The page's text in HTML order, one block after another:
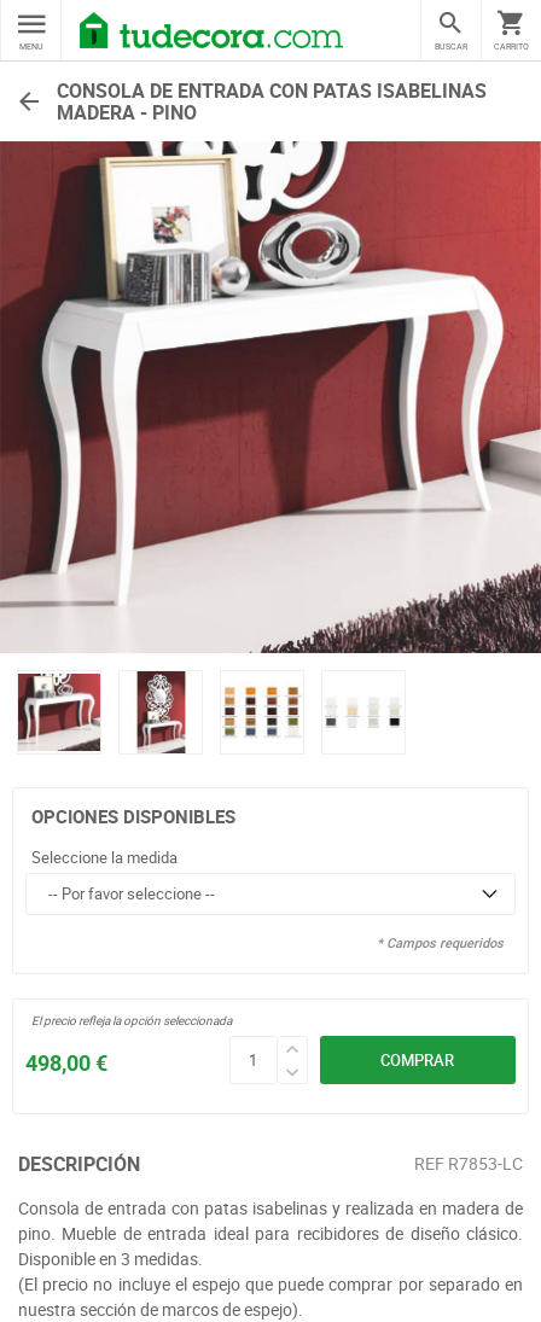
MENU CARRITO
BUSCAR
CONSOLA DE ENTRADA CON PATAS ISABELINAS
MADERA - PINO
OPCIONES DISPONIBLES
Seleccione la medida
* Campos requeridos
COMPRAR
498,00 €
El precio refleja la opción seleccionada
DESCRIPCIÓN REF R7853-LC
Consola de entrada con patas isabelinas y realizada en madera de
pino. Mueble de entrada ideal para recibidores de diseño clásico.
Disponible en 3 medidas.
(El precio no incluye el espejo que puede comprar por separado en
nuestra sección de marcos de espejo).